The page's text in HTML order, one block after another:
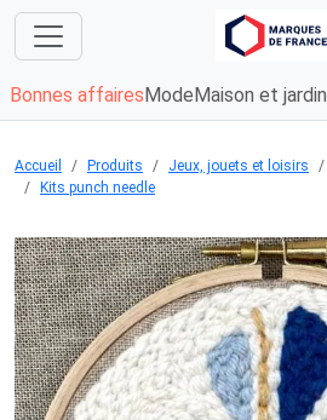
Bonnes affaires Mode Maison et jardin
Accueil Produits Jeux, jouets et loisirs
Kits punch needle